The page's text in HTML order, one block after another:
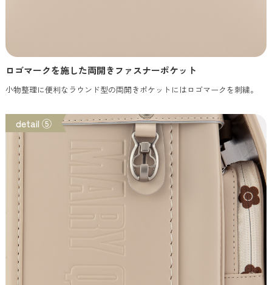
ロゴマークを施した両開きファスナーポケット
小物整理に便利なラウンド型の両開きポケットにはロゴマークを刺繍。
detail ⑤